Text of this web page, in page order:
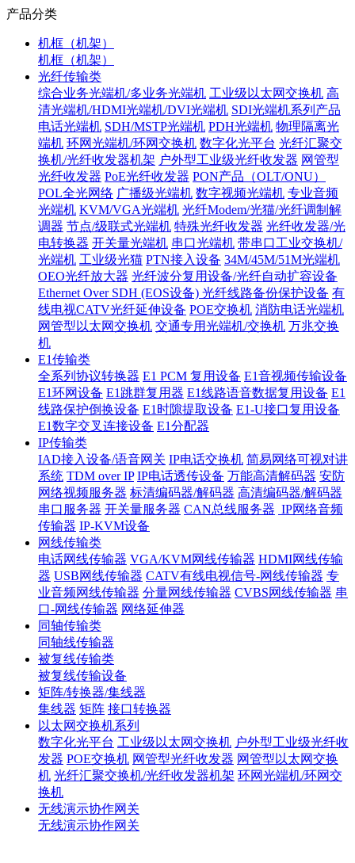
产品分类
机框（机架）
机框（机架）
光纤传输类
综合业务光端机/多业务光端机 工业级以太网交换机 高
清光端机/HDMI光端机/DVI光端机 SDI光端机系列产品
电话光端机 SDH/MSTP光端机 PDH光端机 物理隔离光
端机 环网光端机/环网交换机 数字化光平台 光纤汇聚交
换机/光纤收发器机架 户外型工业级光纤收发器 网管型
光纤收发器 PoE光纤收发器 PON产品（OLT/ONU）
POL全光网络 广播级光端机 数字视频光端机 专业音频
光端机 KVM/VGA光端机 光纤Modem/光猫/光纤调制解
调器 节点/级联式光端机 特殊光纤收发器 光纤收发器/光
电转换器 开关量光端机 串口光端机 带串口工业交换机/
光端机 工业级光猫 PTN接入设备 34M/45M/51M光端机
OEO光纤放大器 光纤波分复用设备/光纤自动扩容设备
Ethernet Over SDH (EOS设备) 光纤线路备份保护设备 有
线电视CATV光纤延伸设备 POE交换机 消防电话光端机
网管型以太网交换机 交通专用光端机/交换机 万兆交换
机
E1传输类
全系列协议转换器 E1 PCM 复用设备 E1音视频传输设备
E1环网设备 E1跳群复用器 E1线路语音数据复用设备 E1
线路保护倒换设备 E1时隙提取设备 E1-U接口复用设备
E1数字交叉连接设备 E1分配器
IP传输类
IAD接入设备/语音网关 IP电话交换机 简易网络可视对讲
系统 TDM over IP IP电话透传设备 万能高清解码器 安防
网络视频服务器 标清编码器/解码器 高清编码器/解码器
串口服务器 开关量服务器 CAN总线服务器 IP网络音频
传输器 IP-KVM设备
网线传输类
电话网线传输器 VGA/KVM网线传输器 HDMI网线传输
器 USB网线传输器 CATV有线电视信号-网线传输器 专
业音频网线传输器 分量网线传输器 CVBS网线传输器 串
口-网线传输器 网络延伸器
同轴传输类
同轴线传输器
被复线传输类
被复线传输设备
矩阵/转换器/集线器
集线器 矩阵 接口转换器
以太网交换机系列
数字化光平台 工业级以太网交换机 户外型工业级光纤收
发器 POE交换机 网管型光纤收发器 网管型以太网交换
机 光纤汇聚交换机/光纤收发器机架 环网光端机/环网交
换机
无线演示协作网关
无线演示协作网关